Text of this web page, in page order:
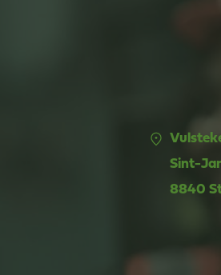
Sint-
8840